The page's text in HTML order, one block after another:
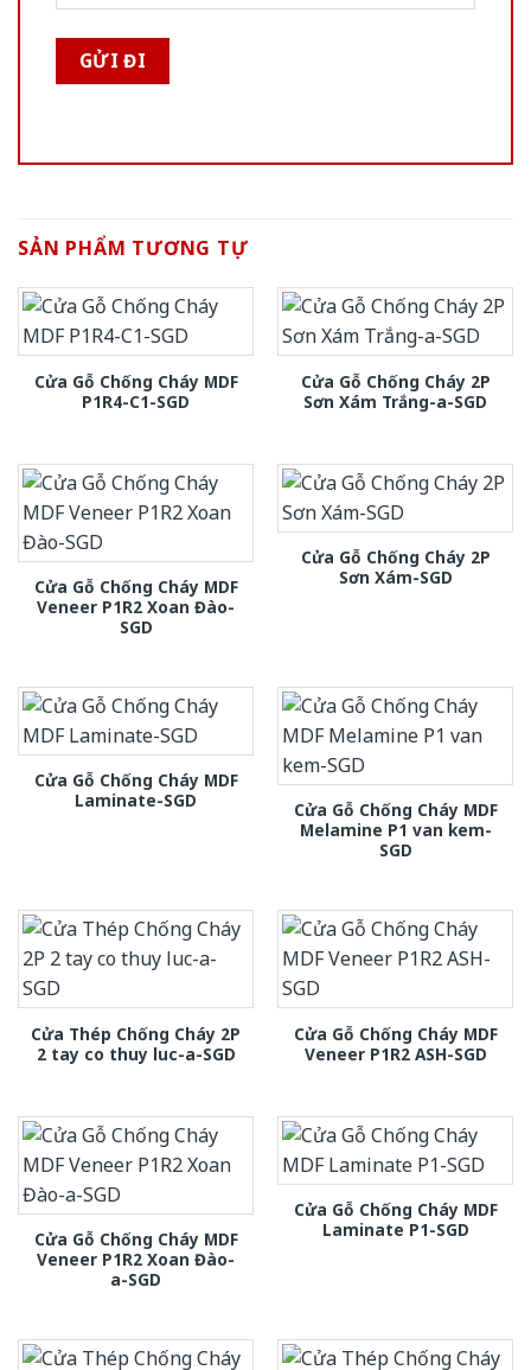
SẢN PHẨM TƯƠNG TỰ
Cửa Gỗ Chống Cháy MDF
P1R4-C1-SGD
Cửa Gỗ Chống Cháy 2P
Sơn Xám Trắng-a-SGD
Cửa Gỗ Chống Cháy MDF
Veneer P1R2 Xoan Đào-
SGD
Cửa Gỗ Chống Cháy 2P
Sơn Xám-SGD
Cửa Gỗ Chống Cháy MDF
Laminate-SGD
Cửa Gỗ Chống Cháy MDF
Melamine P1 van kem-
SGD
Cửa Thép Chống Cháy 2P
2 tay co thuy luc-a-SGD
Cửa Gỗ Chống Cháy MDF
Veneer P1R2 ASH-SGD
Cửa Gỗ Chống Cháy MDF
Veneer P1R2 Xoan Đào-
a-SGD
Cửa Gỗ Chống Cháy MDF
Laminate P1-SGD